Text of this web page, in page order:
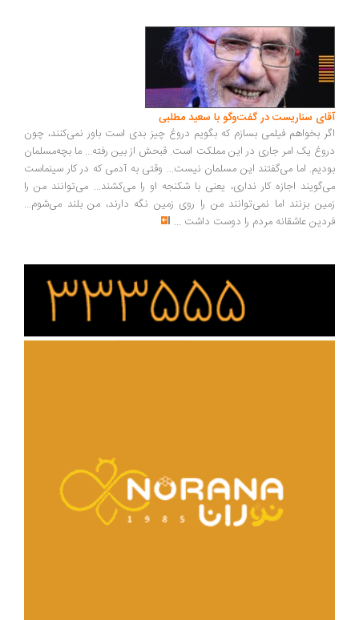
سناریست در گفت‌وگو با سعید مطلبی
بخواهم فیلمی بسازم که بگویم دروغ چیز بدی است باور نمی‌کنند، چون
یک امر جاری در این مملکت است. قبحش از بین رفته... ما بچه‌مسلمان
اما می‌گفتند این مسلمان نیست... وقتی به آدمی که در کار سینماست
اجازه کار نداری، یعنی با شکنجه او را می‌کشند... می‌توانند من را
بزنند اما نمی‌توانند من را روی زمین نگه دارند، من بلند می‌شوم...
عاشقانه مردم را دوست داشت ...